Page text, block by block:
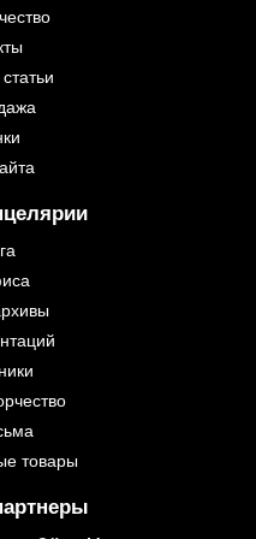
товары